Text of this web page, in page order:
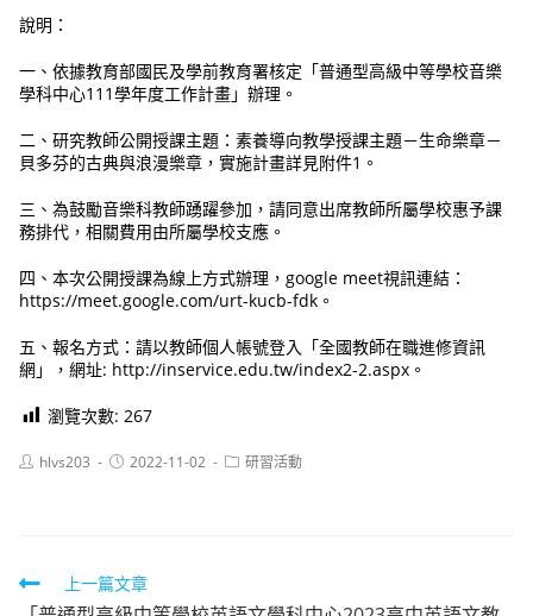
說明：
一、依據教育部國民及學前教育署核定「普通型高級中等學校音樂
學科中心111學年度工作計畫」辦理。
二、研究教師公開授課主題：素養導向教學授課主題－生命樂章－
貝多芬的古典與浪漫樂章，實施計畫詳見附件1。
三、為鼓勵音樂科教師踴躍參加，請同意出席教師所屬學校惠予課
務排代，相關費用由所屬學校支應。
四、本次公開授課為線上方式辦理，google meet視訊連結：
https://meet.google.com/urt-kucb-fdk。
五、報名方式：請以教師個人帳號登入「全國教師在職進修資訊
網」，網址: http://inservice.edu.tw/index2-2.aspx。
瀏覽次數: 267
Posthlvs203
Post2022-11-02
Post研習活動
Read上一篇文章